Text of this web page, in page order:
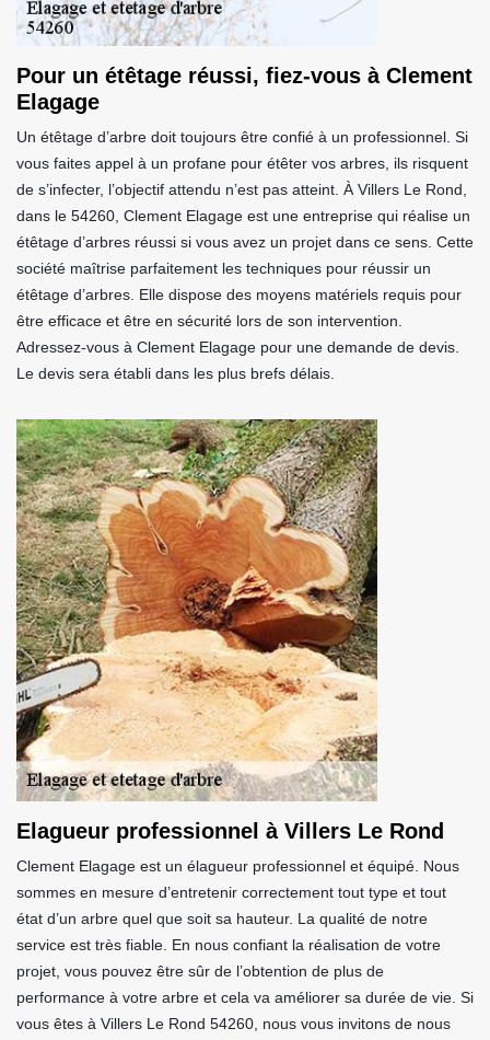
Pour un étêtage réussi, fiez-vous à Clement
Elagage
Un étêtage d’arbre doit toujours être confié à un professionnel. Si
vous faites appel à un profane pour étêter vos arbres, ils risquent
de s’infecter, l’objectif attendu n’est pas atteint. À Villers Le Rond,
dans le 54260, Clement Elagage est une entreprise qui réalise un
étêtage d’arbres réussi si vous avez un projet dans ce sens. Cette
société maîtrise parfaitement les techniques pour réussir un
étêtage d’arbres. Elle dispose des moyens matériels requis pour
être efficace et être en sécurité lors de son intervention.
Adressez-vous à Clement Elagage pour une demande de devis.
Le devis sera établi dans les plus brefs délais.
Elagueur professionnel à Villers Le Rond
Clement Elagage est un élagueur professionnel et équipé. Nous
sommes en mesure d’entretenir correctement tout type et tout
état d’un arbre quel que soit sa hauteur. La qualité de notre
service est très fiable. En nous confiant la réalisation de votre
projet, vous pouvez être sûr de l’obtention de plus de
performance à votre arbre et cela va améliorer sa durée de vie. Si
vous êtes à Villers Le Rond 54260, nous vous invitons de nous